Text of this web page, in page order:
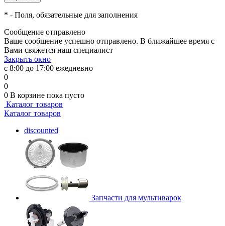
* - Поля, обязательные для заполнения
Сообщение отправлено
Ваше сообщение успешно отправлено. В ближайшее время с
Вами свяжется наш специалист
Закрыть окно
с 8:00 до 17:00 ежедневно
0
0
0 В корзине пока пусто
Каталог товаров
Каталог товаров
discounted
Запчасти для мультиварок